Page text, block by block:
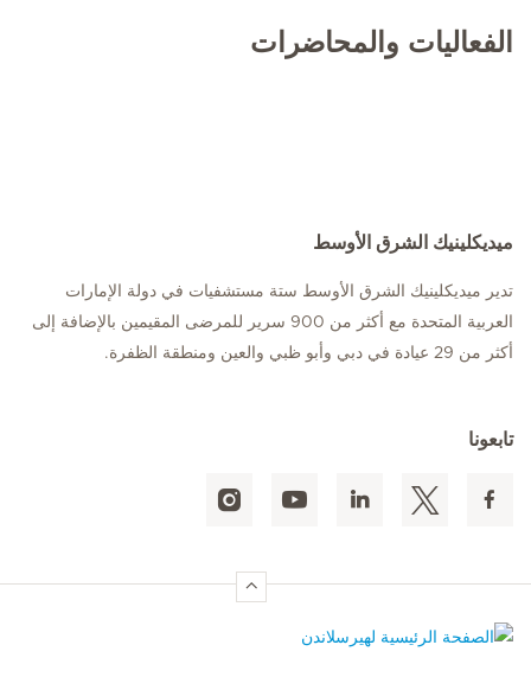
الفعاليات والمحاضرات
ميديكلينيك الشرق الأوسط
تدير ميديكلينيك الشرق الأوسط ستة مستشفيات في دولة الإمارات
العربية المتحدة مع أكثر من 900 سرير للمرضى المقيمين بالإضافة إلى
أكثر من 29 عيادة في دبي وأبو ظبي والعين ومنطقة الظفرة.
تابعونا